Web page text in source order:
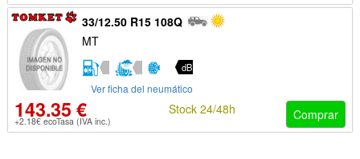
33/12.50 R15 108Q
MT
dB
Ver ficha del neumático
143.35 €
+2.18€ ecoTasa (IVA inc.) Comprar
Stock 24/48h